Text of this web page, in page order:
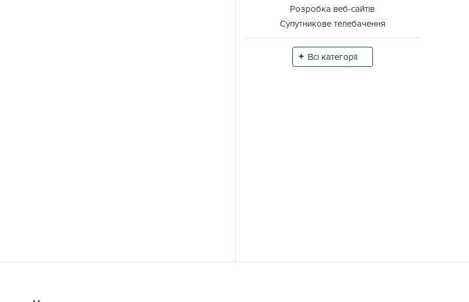
Розробка веб-сайтів
Супутникове телебачення
Всі категорії